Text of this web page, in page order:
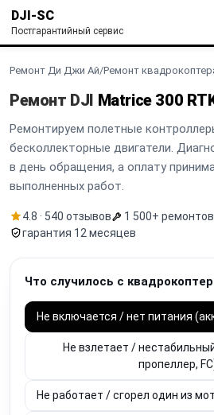
DJI-SC
Постгарантийный сервис
Ремонт Ди Джи Ай/Ремонт
Ремонт DJI Matrice 300
Ремонтируем полетные
бесколлекторные двигатели.
в день обращения, а оплату
выполненных работ.
4.8 · 540 отзывов
1 500+ ремонтов
гарантия 12 месяцев
Что случилось с
Не включается / нет питания
Не взлетает /
пропеллер,
Не работает / сгорел один из